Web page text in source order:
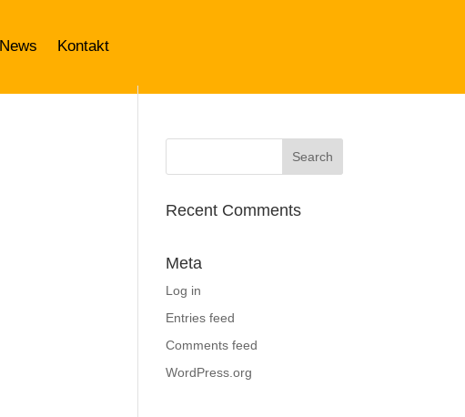
News Kontakt
Recent Comments
Meta
Log in
Entries feed
Comments feed
WordPress.org